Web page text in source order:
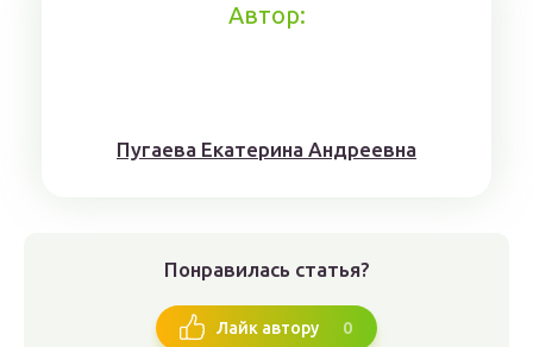
Автор:
Пугaeва Eкатеринa Aндрeeвна
Понравилась статья?
Лайк автору 0